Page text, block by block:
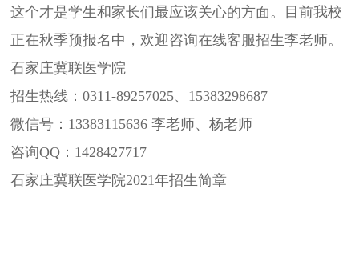
这个才是学生和家长们最应该关心的方面。目前我校
正在秋季预报名中，欢迎咨询在线客服招生李老师。
石家庄冀联医学院
招生热线：0311-89257025、15383298687
微信号：13383115636 李老师、杨老师
咨询QQ：1428427717
石家庄冀联医学院2021年招生简章